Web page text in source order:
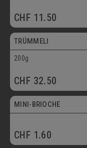
CHF 11.50
Vegetarisch
TRÜMMELI
200g
CHF 32.50
Vegetarisch
MINI-BRIOCHE
CHF 1.60
Vegetarisch